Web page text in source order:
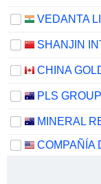
VEDANTA
PLS